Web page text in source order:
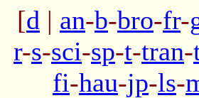
[d | an-b-bro-fr-
r-s-sci-sp-t-tran-
fi-hau-jp-ls-